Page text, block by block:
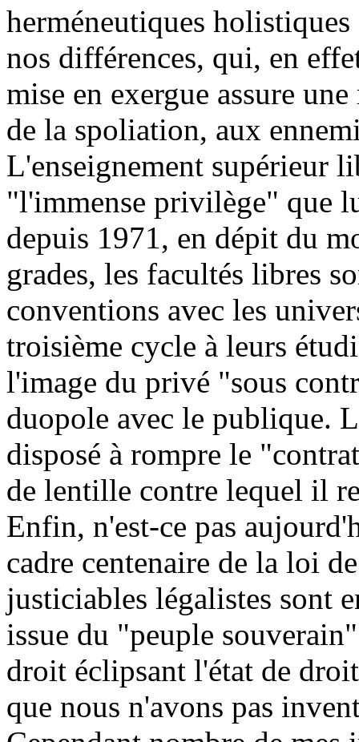
herméneutiques
nos différences, qui, en
mise en exergue assure
de la spoliation, aux
L'enseignement supérieur
"l'immense privilège" que
depuis 1971, en dépit du
grades, les facultés libres
conventions avec les
troisième cycle à leurs
l'image du privé "sous
duopole avec le publique.
disposé à rompre le
de lentille contre lequel il
Enfin, n'est-ce pas
cadre centenaire de la loi
justiciables légalistes sont
issue du "peuple
droit éclipsant l'état de
que nous n'avons pas